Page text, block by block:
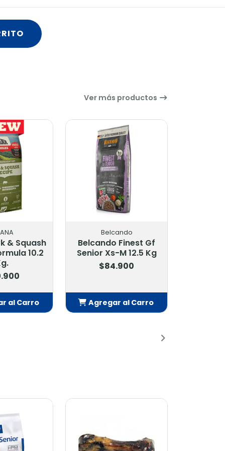
Ver más productos
Finest Gf
12.5 Kg
al Carro
ACANA
Acana Light & Fit 11.4
Kg
$79.900
Agregar al Carro